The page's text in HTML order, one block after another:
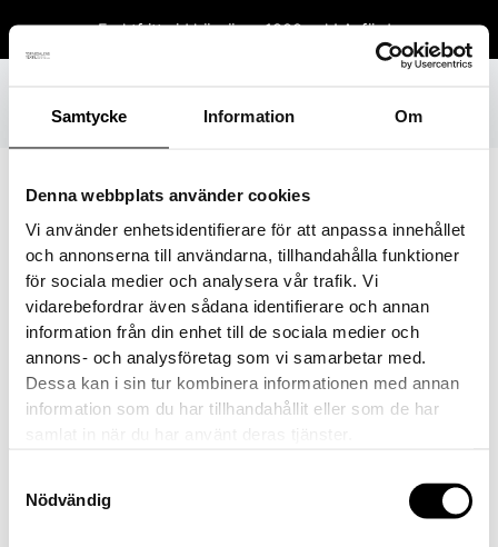
Samtycke Information Om
Denna webbplats använder cookies
Vi använder enhetsidentifierare för att anpassa innehållet
och annonserna till användarna, tillhandahålla funktioner
för sociala medier och analysera vår trafik. Vi
vidarebefordrar även sådana identifierare och annan
information från din enhet till de sociala medier och
annons- och analysföretag som vi samarbetar med.
Dessa kan i sin tur kombinera informationen med annan
information som du har tillhandahållit eller som de har
Nödvändig
Fraktfritt vid köp över 1800 sek!Avfärda
till
innehåll
3440-56
Av danielvittikko/6 april, 2023